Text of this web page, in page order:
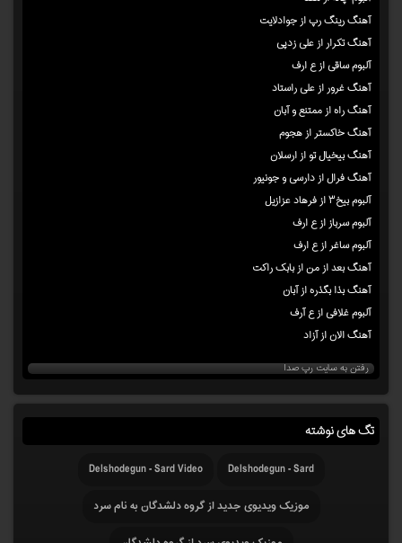
آهنگ رینگ رپ از جوادلایت
آهنگ تکرار از علی زدپی
آلبوم ساقی از ع ارف
آهنگ غرور از علی راستاد
آهنگ راه از ممتنع و آبان
آهنگ خاکستر از هجوم
آهنگ بیخیال تو از ارسلان
آهنگ فرال از دارسی و جونیور
آلبوم بیخ۳ از فرهاد عزازیل
آلبوم سرباز از ع ارف
آلبوم ساغر از ع ارف
آهنگ بعد از من از بابک راکت
آهنگ بذا بگذره از آبان
آلبوم غلافی از ع آرف
آهنگ الان از آزاد
رفتن به سایت رپ صدا
تگ های نوشته
Delshodegun - Sard
Delshodegun - Sard Video
موزیک ویدیوی جدید از گروه دلشدگان به نام سرد